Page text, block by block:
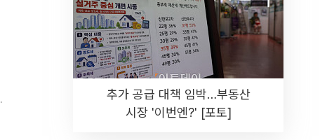
추가 공급 대책 임박…부동산
시장 '이번엔?' [포토]